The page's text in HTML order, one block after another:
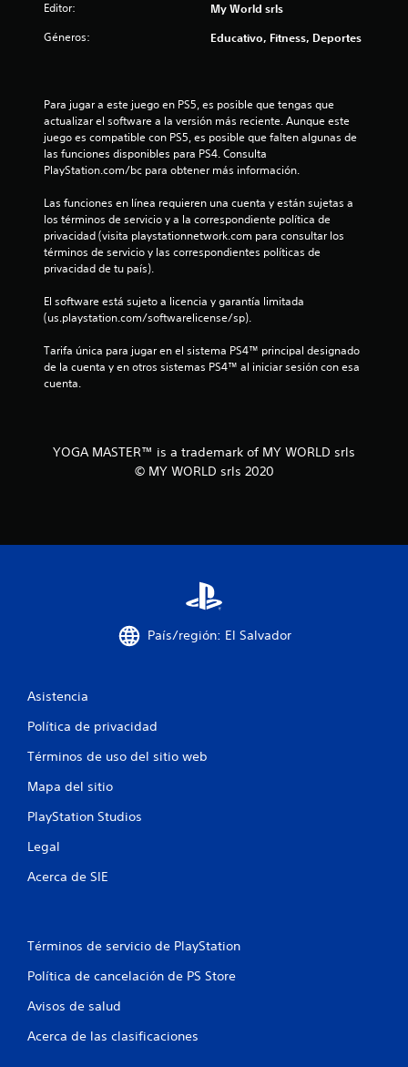
t
t
a
d
e
c
i
Editor: My World srls
Géneros: Educativo, Fitness, Deportes
Para jugar a este juego en PS5, es posible que tengas que
actualizar el software a la versión más reciente. Aunque este
juego es compatible con PS5, es posible que falten algunas de
las funciones disponibles para PS4. Consulta
PlayStation.com/bc para obtener más información.
Las funciones en línea requieren una cuenta y están sujetas a
los términos de servicio y a la correspondiente política de
privacidad (visita playstationnetwork.com para consultar los
términos de servicio y las correspondientes políticas de
privacidad de tu país).
El software está sujeto a licencia y garantía limitada
(us.playstation.com/softwarelicense/sp).
Tarifa única para jugar en el sistema PS4™ principal designado
de la cuenta y en otros sistemas PS4™ al iniciar sesión con esa
cuenta.
YOGA MASTER™ is a trademark of MY WORLD srls
© MY WORLD srls 2020
País/región: El Salvador
Asistencia
Política de privacidad
Términos de uso del sitio web
Mapa del sitio
PlayStation Studios
Legal
Acerca de SIE
Términos de servicio de PlayStation
Política de cancelación de PS Store
Avisos de salud
Acerca de las clasificaciones